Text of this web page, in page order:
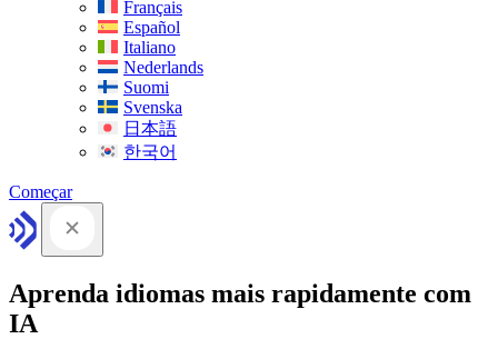
Français
Español
Italiano
Nederlands
Suomi
Svenska
日本語
한국어
Começar
Aprenda idiomas mais rapidamente com
IA